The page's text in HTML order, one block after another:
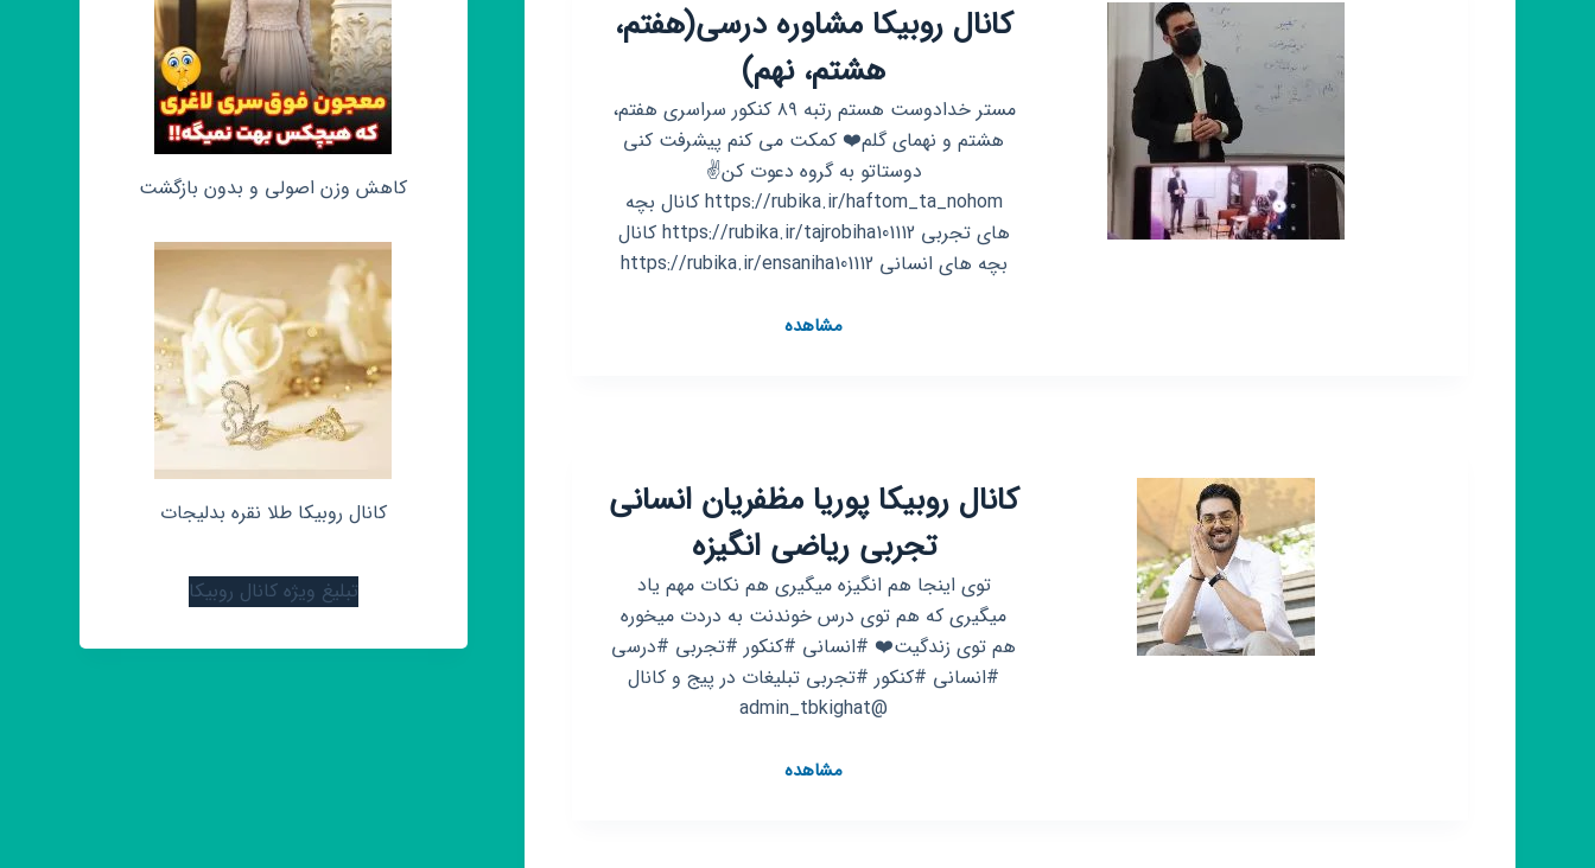
کانال روبیکا مشاوره درسی(هفتم،
هشتم، نهم)
مستر خدادوست هستم رتبه ۸۹ کنکور سراسری هفتم،
هشتم و نهمای گلم❤️ کمکت می کنم پیشرفت کنی
دوستاتو به گروه دعوت کن✌️
https://rubika.ir/haftom_ta_nohom کانال بچه
های تجربی https://rubika.ir/tajrobiha101112 کانال
بچه های انسانی https://rubika.ir/ensaniha101112
مشاهدهکانال
کانال روبیکا پوریا مظفریان انسانی
تجربی ریاضی انگیزه
توی اینجا هم انگیزه میگیری هم نکات مهم یاد
میگیری که هم توی درس خوندنت به دردت میخوره
هم توی زندگیت❤️ #انسانی #کنکور #تجربی #درسی
#انسانی #کنکور #تجربی تبلیغات در پیج و کانال
@admin_tbkighat
مشاهدهکانال
کاهش وزن اصولی و بدون بازگشت
کانال روبیکا طلا نقره بدلیجات
تبلیغ ویژه کانال روبیکا